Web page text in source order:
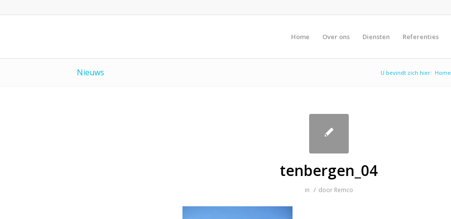
Home Over ons Diensten Referenties
Nieuws U bevindt zich hier: Home
tenbergen_04
in / door Remco